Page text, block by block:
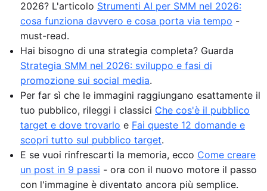
2026? L'articolo Strumenti AI per SMM nel 2026:
cosa funziona davvero e cosa porta via tempo -
must-read.
Hai bisogno di una strategia completa? Guarda
Strategia SMM nel 2026: sviluppo e fasi di
promozione sui social media.
Per far sì che le immagini raggiungano esattamente il
tuo pubblico, rileggi i classici Che cos'è il pubblico
target e dove trovarlo e Fai queste 12 domande e
scopri tutto sul pubblico target.
E se vuoi rinfrescarti la memoria, ecco Come creare
un post in 9 passi - ora con il nuovo motore il passo
con l'immagine è diventato ancora più semplice.